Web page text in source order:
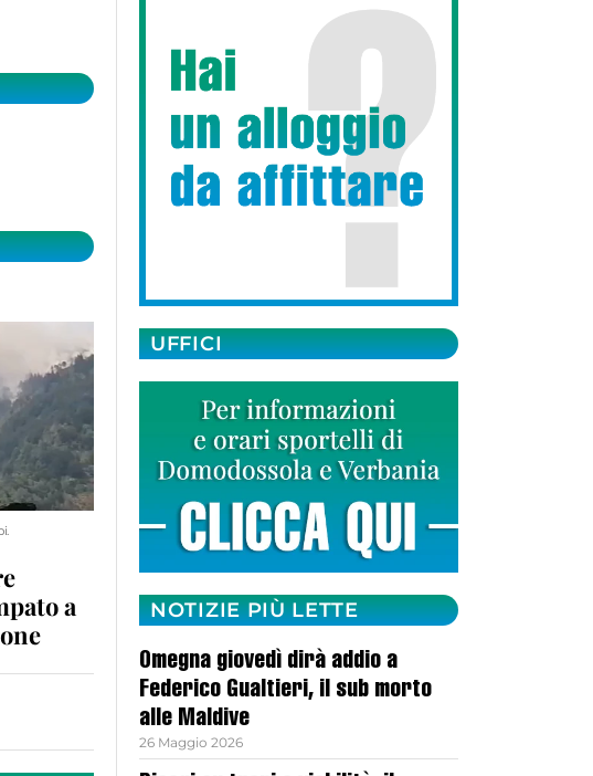
a
UFFICI
NOTIZIE PIÙ LETTE
Omegna giovedì dirà addio a
Federico Gualtieri, il sub morto
alle Maldive
26 Maggio 2026